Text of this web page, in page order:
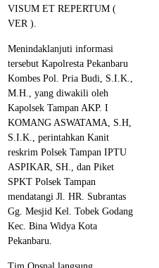
VISUM ET REPERTUM (
VER ).
Menindaklanjuti informasi
tersebut Kapolresta Pekanbaru
Kombes Pol. Pria Budi, S.I.K.,
M.H., yang diwakili oleh
Kapolsek Tampan AKP. I
KOMANG ASWATAMA, S.H,
S.I.K., perintahkan Kanit
reskrim Polsek Tampan IPTU
ASPIKAR, SH., dan Piket
SPKT Polsek Tampan
mendatangi Jl. HR. Subrantas
Gg. Mesjid Kel. Tobek Godang
Kec. Bina Widya Kota
Pekanbaru.